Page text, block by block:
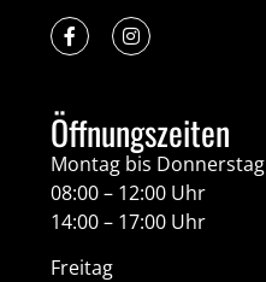
Öffnungszeiten
Montag bis Donnerstag
08:00 – 12:00 Uhr
14:00 – 17:00 Uhr
Freitag